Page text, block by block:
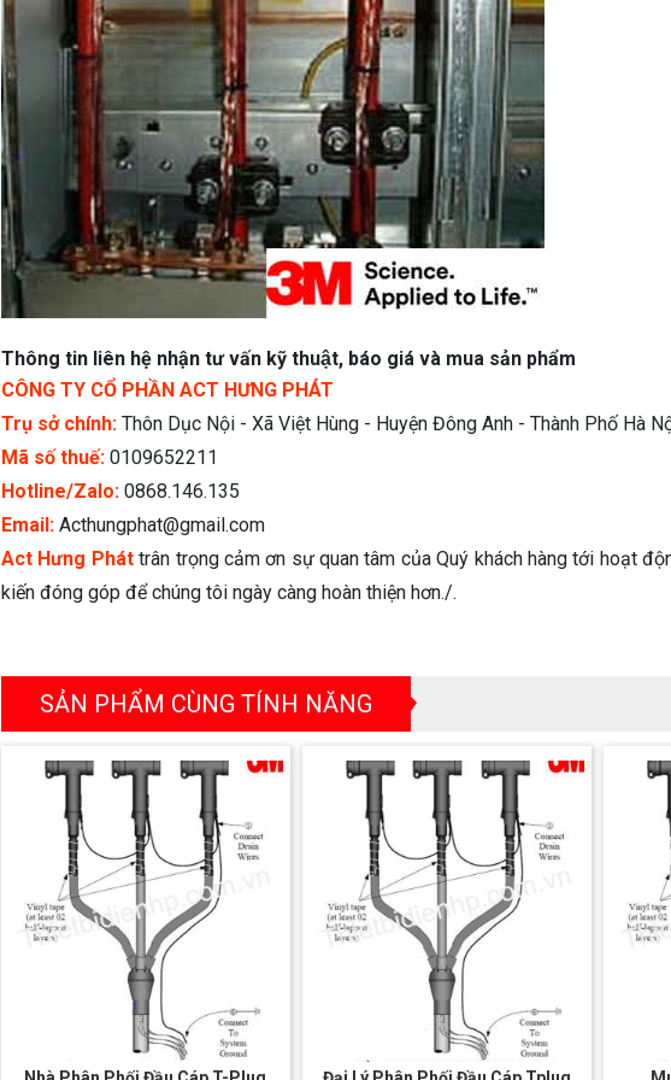
Thông tin liên hệ nhận tư vấn kỹ thuật, báo giá và mua sản phẩm
CÔNG TY CỔ PHẦN ACT HƯNG PHÁT
Trụ sở chính: Thôn Dục Nội - Xã Việt Hùng - Huyện Đông Anh - Thành Phố Hà
Mã số thuế: 0109652211
Hotline/Zalo: 0868.146.135
Email: Acthungphat@gmail.com
Act Hưng Pháttrân trọng cảm ơn sự quan tâm của Quý khách hàng tới hoạt
kiến đóng góp để chúng tôi ngày càng hoàn thiện hơn./.
SẢN PHẨM CÙNG TÍNH NĂNG